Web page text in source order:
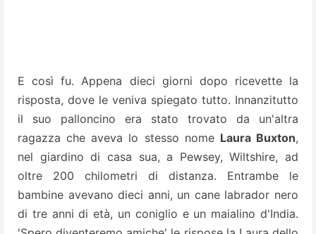
E così fu. Appena dieci giorni dopo ricevette la
risposta, dove le veniva spiegato tutto. Innanzitutto
il suo palloncino era stato trovato da un'altra
ragazza che aveva lo stesso nome Laura Buxton,
nel giardino di casa sua, a Pewsey, Wiltshire, ad
oltre 200 chilometri di distanza. Entrambe le
bambine avevano dieci anni, un cane labrador nero
di tre anni di età, un coniglio e un maialino d'India.